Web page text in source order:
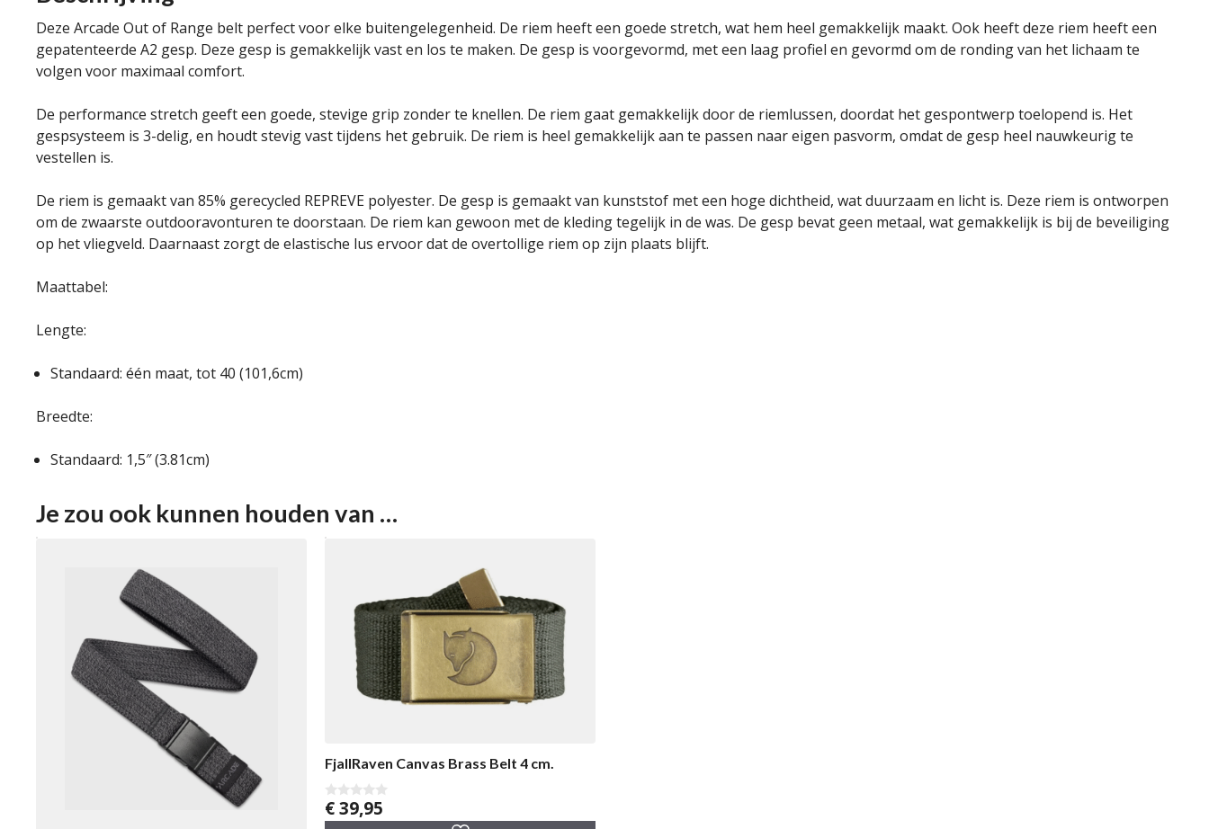
Deze Arcade Out of Range belt perfect voor elke buitengelegenheid. De riem heeft een goede stretch, wat hem heel gemakkelijk maakt. Ook heeft deze riem heeft een
gepatenteerde A2 gesp. Deze gesp is gemakkelijk vast en los te maken. De gesp is voorgevormd, met een laag profiel en gevormd om de ronding van het lichaam te
volgen voor maximaal comfort.
De performance stretch geeft een goede, stevige grip zonder te knellen. De riem gaat gemakkelijk door de riemlussen, doordat het gespontwerp toelopend is. Het
gespsysteem is 3-delig, en houdt stevig vast tijdens het gebruik. De riem is heel gemakkelijk aan te passen naar eigen pasvorm, omdat de gesp heel nauwkeurig te
vestellen is.
De riem is gemaakt van 85% gerecycled REPREVE polyester. De gesp is gemaakt van kunststof met een hoge dichtheid, wat duurzaam en licht is. Deze riem is ontworpen
om de zwaarste outdooravonturen te doorstaan. De riem kan gewoon met de kleding tegelijk in de was. De gesp bevat geen metaal, wat gemakkelijk is bij de beveiliging
op het vliegveld. Daarnaast zorgt de elastische lus ervoor dat de overtollige riem op zijn plaats blijft.
Maattabel:
Lengte:
Standaard: één maat, tot 40 (101,6cm)
Breedte:
Standaard: 1,5″ (3.81cm)
Je zou ook kunnen houden van …
FjallRaven Canvas Brass Belt 4 cm.
0
v
€39,95